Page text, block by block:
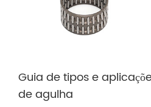
Guia de tipos e
de agulha